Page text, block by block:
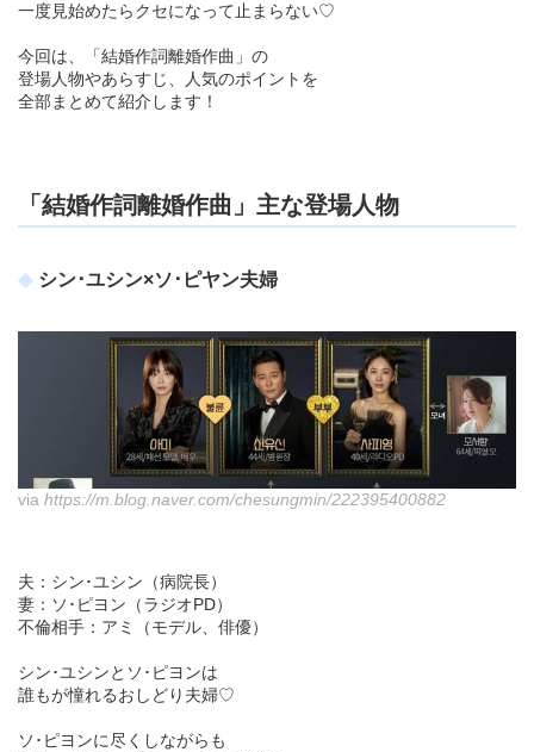
一度見始めたらクセになって止まらない♡
今回は、「結婚作詞離婚作曲」の
登場人物やあらすじ、人気のポイントを
全部まとめて紹介します！
「結婚作詞離婚作曲」主な登場人物
シン･ユシン×ソ･ピヤン夫婦
via https://m.blog.naver.com/chesungmin/222395400882
夫：シン･ユシン（病院長）
妻：ソ･ピヨン（ラジオPD）
不倫相手：アミ（モデル、俳優）
シン･ユシンとソ･ピヨンは
誰もが憧れるおしどり夫婦♡
ソ･ピヨンに尽くしながらも